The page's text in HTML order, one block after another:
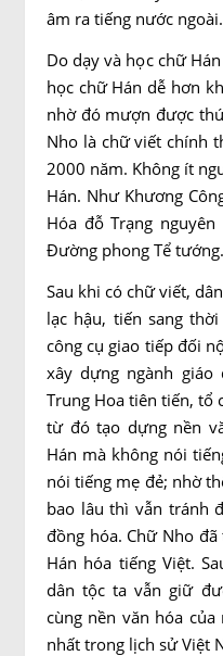
âm ra tiếng nước ngoài.
Do dạy và học chữ
học chữ Hán dễ hơn
nhờ đó mượn được
Nho là chữ viết chính
2000 năm. Không ít
Hán. Như Khương
Hóa đỗ Trạng
Đường phong Tể tướng.
Sau khi có chữ viết,
lạc hậu, tiến sang
công cụ giao tiếp đối
xây dựng ngành
Trung Hoa tiên tiến, tổ
từ đó tạo dựng nền
Hán mà không nói
nói tiếng mẹ đẻ; nhờ
bao lâu thì vẫn tránh
đồng hóa. Chữ Nho
Hán hóa tiếng Việt.
dân tộc ta vẫn giữ
cùng nền văn hóa
nhất trong lịch sử Việt